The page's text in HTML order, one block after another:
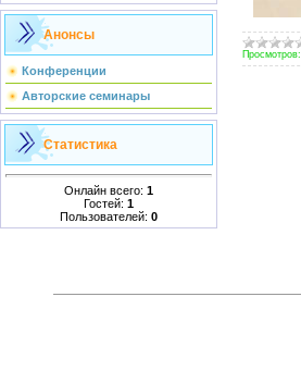
Анонсы
Конференции
Авторские семинары
Статистика
Онлайн всего: 1
Гостей: 1
Пользователей: 0
Просмотров: